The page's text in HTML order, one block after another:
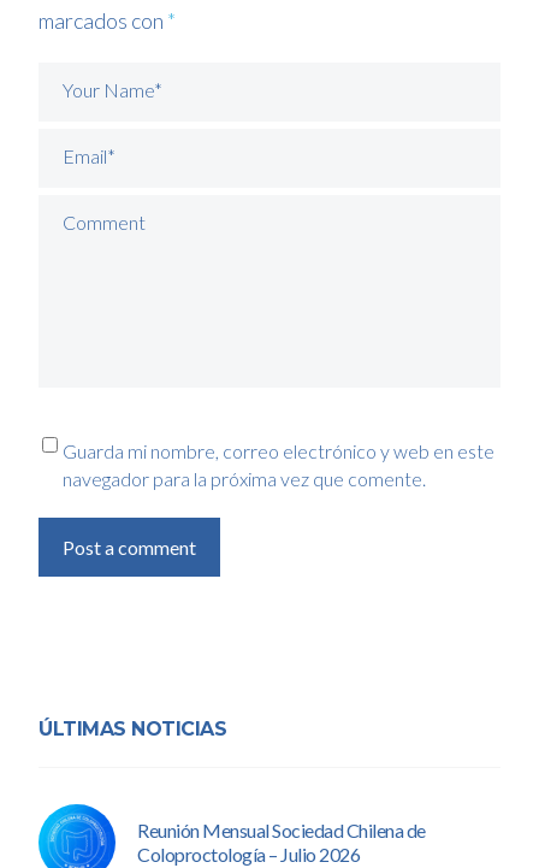
marcados con *
Your Name*
Email*
Comment
Guarda mi nombre, correo electrónico y web en este
navegador para la próxima vez que comente.
Post a comment
ÚLTIMAS NOTICIAS
Reunión Mensual Sociedad Chilena de
Coloproctología – Julio 2026